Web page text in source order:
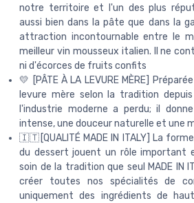
notre territoire et l'un des plus
aussi bien dans la pâte que dans la
attraction incontournable entre le
meilleur vin mousseux italien. Il ne
ni d'écorces de fruits confits
💛 [PÂTE À LA LEVURE MÈRE]
levure mère selon la tradition
l'industrie moderne a perdu; il
intense, une douceur naturelle et une
🇮🇹[QUALITÉ MADE IN ITALY] La
du dessert jouent un rôle important
soin de la tradition que seul MADE IN
créer toutes nos spécialités de
uniquement des ingrédients de